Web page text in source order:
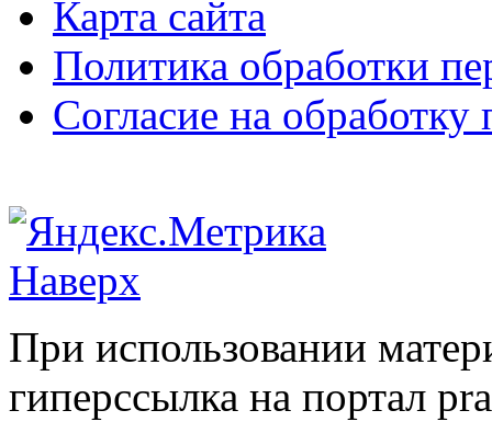
Карта сайта
Политика обработки
Согласие на
Наверх
При использовании
гиперссылка на портал